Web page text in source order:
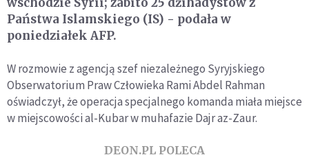
Państwa Islamskiego (IS) - podała w
poniedziałek AFP.
W rozmowie z agencją szef niezależnego Syryjskiego
Obserwatorium Praw Człowieka Rami Abdel Rahman
oświadczył, że operacja specjalnego komanda miała miejsce
w miejscowości al-Kubar w muhafazie Dajr az-Zaur.
DEON.PL POLECA